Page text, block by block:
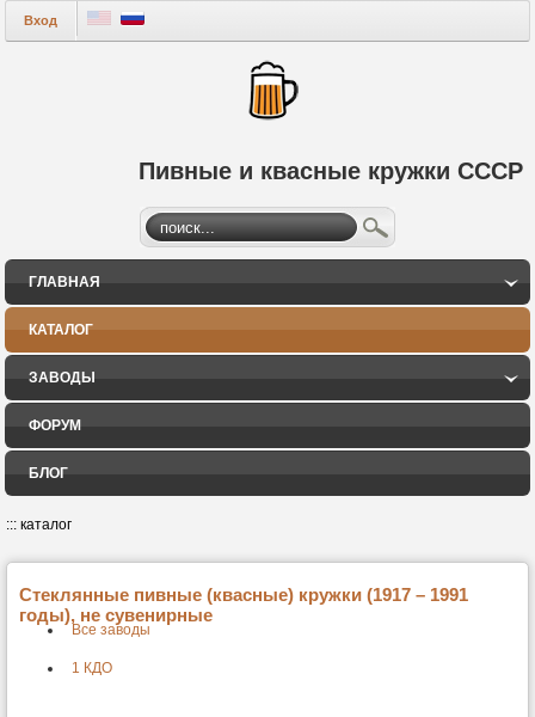
Пивные и квасные кружки СССР
Вход
ГЛАВНАЯ
КАТАЛОГ
ЗАВОДЫ
ФОРУМ
БЛОГ
::: каталог
Стеклянные пивные (квасные) кружки (1917 – 1991
годы), не сувенирные
Все заводы
1 КДО